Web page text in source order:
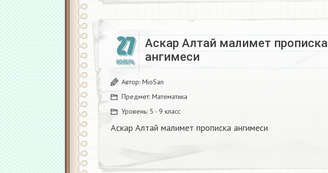
27
НОЯБРЬ
Аскар Алтай малимет прописка
ангимеси ​
Автор: MioSan
Предмет: Математика
Уровень: 5 - 9 класс
Аскар Алтай малимет прописка ангимеси